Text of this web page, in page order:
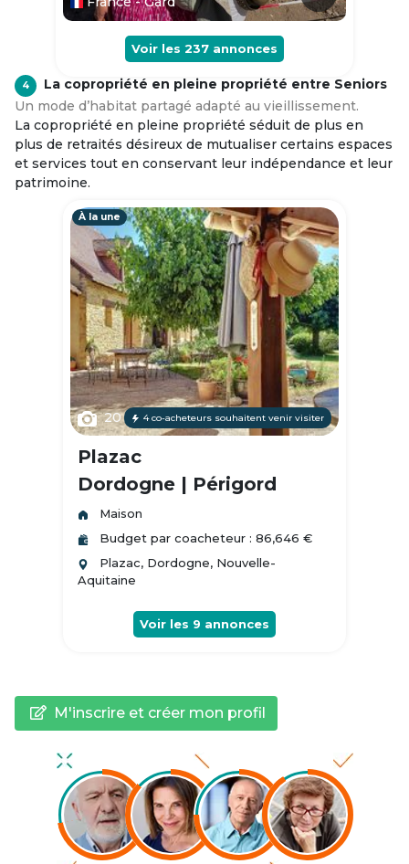
Voir les 237 annonces
4
La copropriété en pleine propriété entre Seniors
Un mode d’habitat partagé adapté au vieillissement.
La copropriété en pleine propriété séduit de plus en
plus de retraités désireux de mutualiser certains espaces
et services tout en conservant leur indépendance et leur
patrimoine.
À la une
20 4 co-acheteurs souhaitent venir visiter
Plazac
Dordogne | Périgord
Maison
Budget par coacheteur : 86,646 €
Plazac, Dordogne, Nouvelle-
Aquitaine
Voir les 9 annonces
M'inscrire et créer mon profil